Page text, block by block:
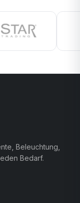
Beleuchtung,
Bedarf.